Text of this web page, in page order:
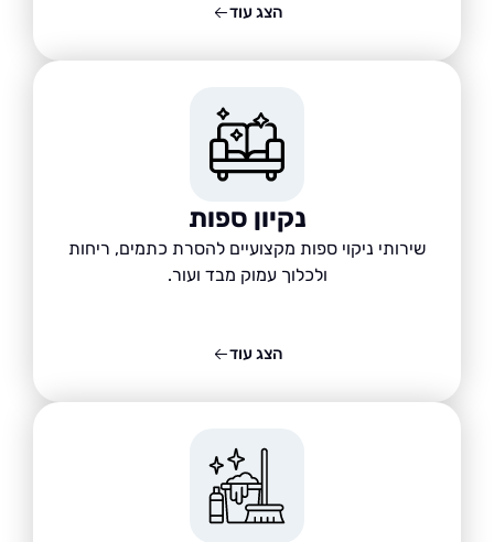
נקיון ספות
שירותי ניקוי ספות מקצועיים להסרת כתמים, ריחות
ולכלוך עמוק מבד ועור.